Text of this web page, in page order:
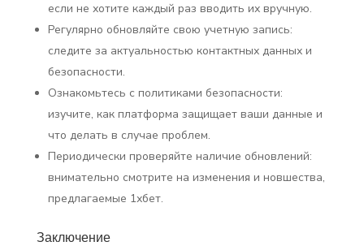
если не хотите каждый раз вводить их вручную.
Регулярно обновляйте свою учетную запись:
следите за актуальностью контактных данных и
безопасности.
Ознакомьтесь с политиками безопасности:
изучите, как платформа защищает ваши данные и
что делать в случае проблем.
Периодически проверяйте наличие обновлений:
внимательно смотрите на изменения и новшества,
предлагаемые 1хбет.
Заключение